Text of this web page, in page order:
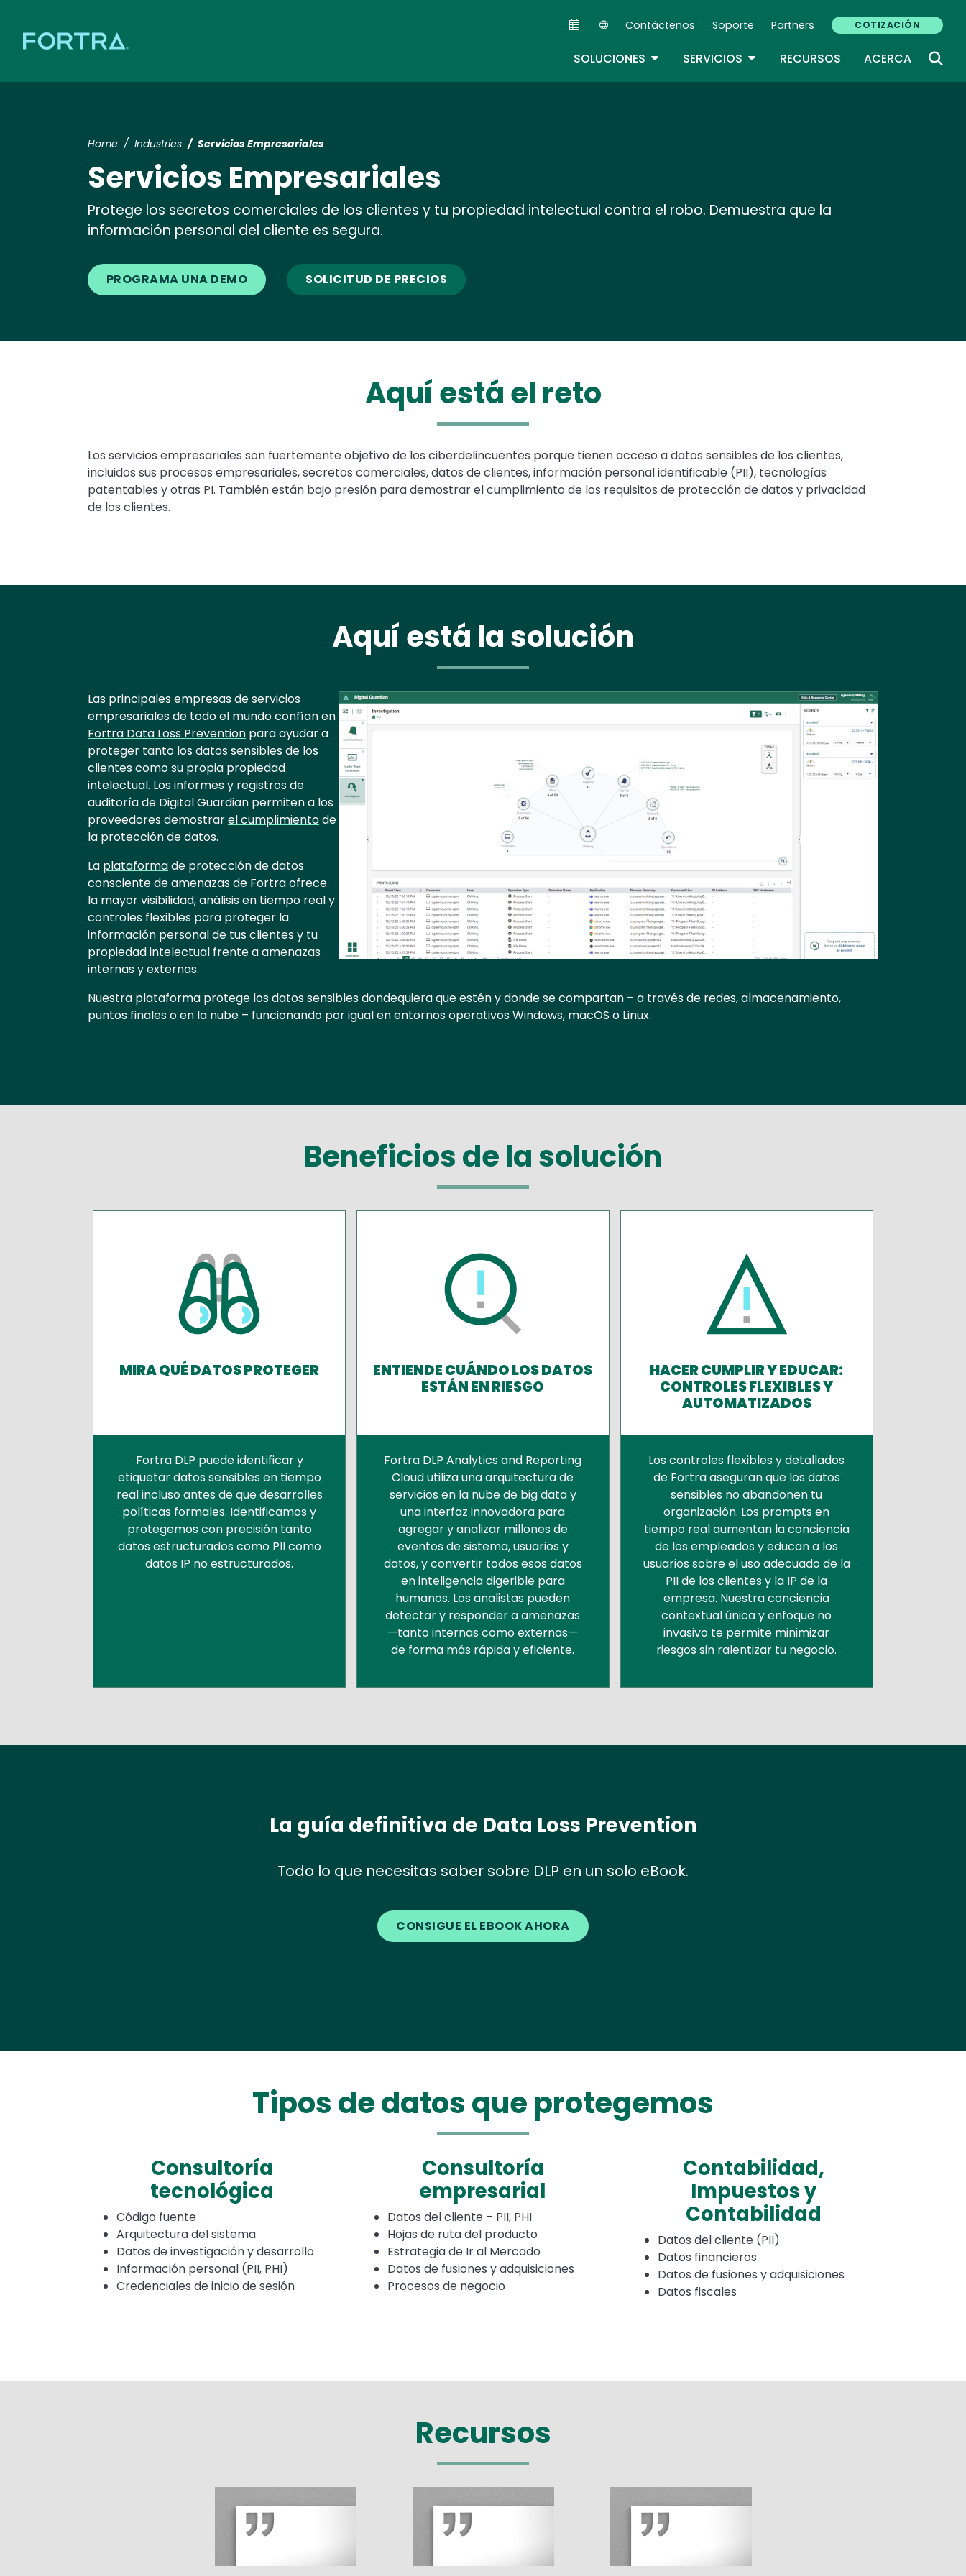
Secondary Navigation (ES)
Contáctenos Soporte Partners COTIZACIÓN
SOLUCIONES TOGGLE DROPDOWN
SERVICIOS TOGGLE DROPDOWN
RECURSOS ACERCA
Home Industries Servicios Empresariales
Servicios Empresariales
Protege los secretos comerciales de los clientes y tu propiedad intelectual contra el robo. Demuestra que la
información personal del cliente es segura.
PROGRAMA UNA DEMO SOLICITUD DE PRECIOS
Aquí está el reto
Text
Los servicios empresariales son fuertemente objetivo de los ciberdelincuentes porque tienen acceso a datos sensibles de los clientes,
incluidos sus procesos empresariales, secretos comerciales, datos de clientes, información personal identificable (PII), tecnologías
patentables y otras PI. También están bajo presión para demostrar el cumplimiento de los requisitos de protección de datos y privacidad
de los clientes.
Aquí está la solución
Text Image
Las principales empresas de servicios
empresariales de todo el mundo confían en
Fortra Data Loss Prevention para ayudar a
proteger tanto los datos sensibles de los
clientes como su propia propiedad
intelectual. Los informes y registros de
auditoría de Digital Guardian permiten a los
proveedores demostrarel cumplimientode
la protección de datos.
La plataformade protección de datos
consciente de amenazas de Fortra ofrece
la mayor visibilidad, análisis en tiempo real y
controles flexibles para proteger la
información personal de tus clientes y tu
propiedad intelectual frente a amenazas
internas y externas.
Nuestra plataforma protege los datos sensibles dondequiera que estén y donde se compartan – a través de redes, almacenamiento,
puntos finales o en la nube – funcionando por igual en entornos operativos Windows, macOS o Linux.
Beneficios de la solución
MIRA QUÉ DATOS PROTEGER
Fortra DLP puede identificar y
etiquetar datos sensibles en tiempo
real incluso antes de que desarrolles
políticas formales. Identificamos y
protegemos con precisión tanto
datos estructurados como PII como
datos IP no estructurados.
ENTIENDE CUÁNDO LOS DATOS
ESTÁN EN RIESGO
Fortra DLP Analytics and Reporting
Cloud utiliza una arquitectura de
servicios en la nube de big data y
una interfaz innovadora para
agregar y analizar millones de
eventos de sistema, usuarios y
datos, y convertir todos esos datos
en inteligencia digerible para
humanos. Los analistas pueden
detectar y responder a amenazas
—tanto internas como externas—
de forma más rápida y eficiente.
HACER CUMPLIR Y EDUCAR:
CONTROLES FLEXIBLES Y
AUTOMATIZADOS
Los controles flexibles y detallados
de Fortra aseguran que los datos
sensibles no abandonen tu
organización. Los prompts en
tiempo real aumentan la conciencia
de los empleados y educan a los
usuarios sobre el uso adecuado de la
PII de los clientes y la IP de la
empresa. Nuestra conciencia
contextual única y enfoque no
invasivo te permite minimizar
riesgos sin ralentizar tu negocio.
La guía definitiva de Data Loss Prevention
Todo lo que necesitas saber sobre DLP en un solo eBook.
CONSIGUE EL EBOOK AHORA
Tipos de datos que protegemos
Consultoría
tecnológica
Código fuente
Arquitectura del sistema
Datos de investigación y desarrollo
Información personal (PII, PHI)
Credenciales de inicio de sesión
Consultoría
empresarial
Datos del cliente – PII, PHI
Hojas de ruta del producto
Estrategia de Ir al Mercado
Datos de fusiones y adquisiciones
Procesos de negocio
Contabilidad,
Impuestos y
Contabilidad
Datos del cliente (PII)
Datos financieros
Datos de fusiones y adquisiciones
Datos fiscales
Recursos